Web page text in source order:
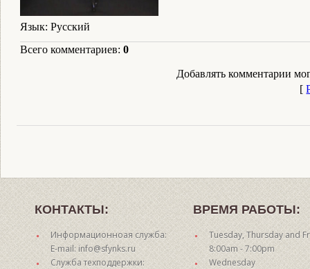
Язык: Русский
Всего комментариев: 0
Добавлять комментарии
[
КОНТАКТЫ:
Информационноая служба:
E-mail: info@sfynks.ru
Служба техподдержки:
ВРЕМЯ РАБОТЫ:
Tuesday, Thursday and
8:00am - 7:00pm
Wednesday